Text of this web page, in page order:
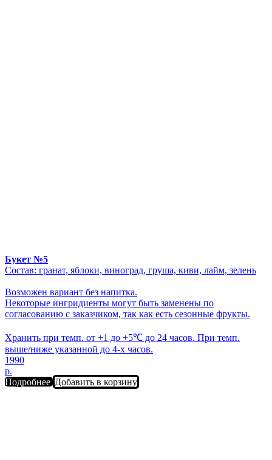
Букет №5
Состав: гранат, яблоки, виноград, груша, киви, лайм, зелень
Возможен вариант без напитка.
Некоторые ингридиенты могут быть заменены по
согласованию с заказчиком, так как есть сезонные фрукты.
Хранить при темп. от +1 до +5℃ до 24 часов. При темп.
выше/ниже указанной до 4-х часов.
1990
р.
Подробнее Добавить в корзину